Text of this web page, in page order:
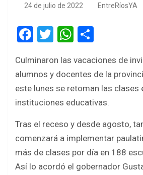
24 de julio de 2022 EntreRíosYA
F
ce
b
o
k
T
tt
er
W
at
s
A
p
ar
e
Culminaron las vacaciones de
alumnos y docentes de la
este lunes se retoman las clases
instituciones educativas.
Tras el receso y desde agosto,
comenzará a implementar
más de clases por día en 188
Así lo acordó el gobernador